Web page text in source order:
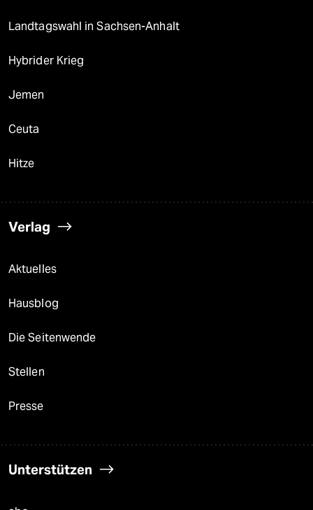
Landtagswahl in Sachsen-Anhalt
Hybrider Krieg
Jemen
Ceuta
Hitze
Verlag
Aktuelles
Hausblog
Die Seitenwende
Stellen
Presse
Unterstützen